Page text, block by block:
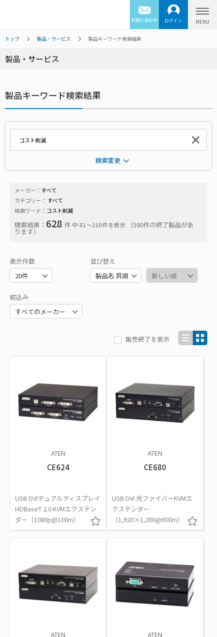
お問い合わせ ログイン
トップ 製品・サービス 製品キーワード検索結果
製品・サービス
製品キーワード検索結果
検索変更
メーカー： すべて
カテゴリー： すべて
検索ワード： コスト削減
検索結果： 628 件 中 81〜100件を表示 （580件の終了製品があ
ります）
表示件数 並び替え
絞込み
販売終了を表示
ATEN
CE624
USB DVIデュアルディスプレイ
HDBaseT 2.0 KVMエクステン
ダー（1080p@100m）
ATEN
CE680
USB DVI 光ファイバーKVMエ
クステンダー
（1,920×1,200@600m）
ATEN ATEN